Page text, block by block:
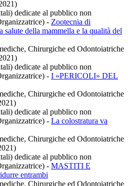
dedicate al pubblico non
- Zootecnia di
salute della mammella e la qualità del
Chirurgiche ed Odontoiatriche
dedicate al pubblico non
- I «PERICOLI» DEL
Chirurgiche ed Odontoiatriche
dedicate al pubblico non
- La colostratura va
Chirurgiche ed Odontoiatriche
dedicate al pubblico non
- MASTITI E
entrambi
Chirurgiche ed Odontoiatriche